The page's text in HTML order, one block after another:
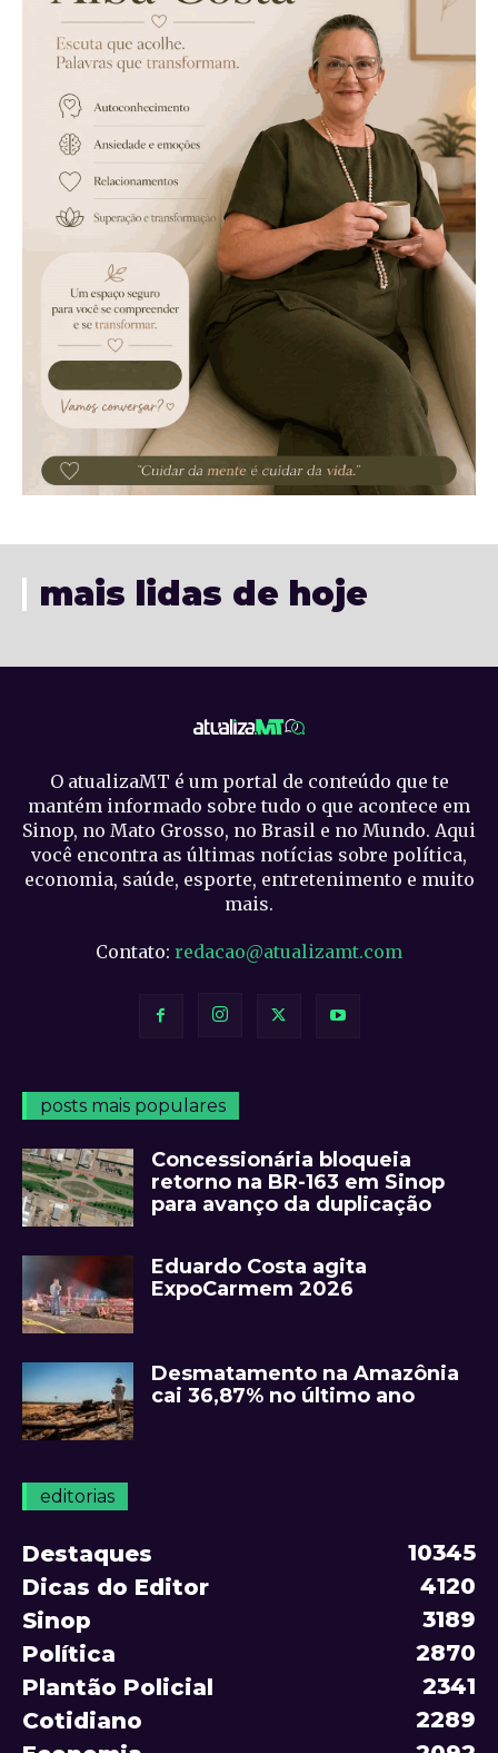
mais lidas de hoje
O atualizaMT é um portal de conteúdo que te
mantém informado sobre tudo o que acontece em
Sinop, no Mato Grosso, no Brasil e no Mundo. Aqui
você encontra as últimas notícias sobre política,
economia, saúde, esporte, entretenimento e muito
mais.
Contato: redacao@atualizamt.com
posts mais populares
Concessionária bloqueia
retorno na BR-163 em Sinop
para avanço da duplicação
Eduardo Costa agita
ExpoCarmem 2026
Desmatamento na Amazônia
cai 36,87% no último ano
editorias
Destaques
10345
Dicas do Editor
4120
Sinop
3189
Política
2870
Plantão Policial
2341
Cotidiano
2289